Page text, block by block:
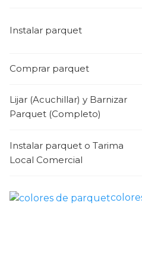
Instalar parquet
Comprar parquet
Lijar (Acuchillar) y Barnizar
Parquet (Completo)
Instalar parquet o Tarima
Local Comercial